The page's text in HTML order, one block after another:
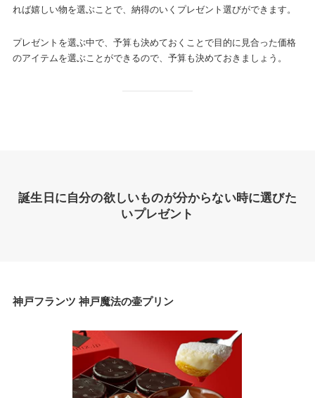
れば嬉しい物を選ぶことで、納得のいくプレゼント選びができます。
プレゼントを選ぶ中で、予算も決めておくことで目的に見合った価格
のアイテムを選ぶことができるので、予算も決めておきましょう。
誕生日に自分の欲しいものが分からない時に選びた
いプレゼント
神戸フランツ 神戸魔法の壷プリン